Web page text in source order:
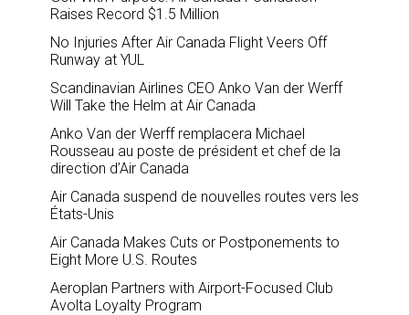
Raises Record $1.5 Million
No Injuries After Air Canada Flight Veers Off
Runway at YUL
Scandinavian Airlines CEO Anko Van der Werff
Will Take the Helm at Air Canada
Anko Van der Werff remplacera Michael
Rousseau au poste de président et chef de la
direction d’Air Canada
Air Canada suspend de nouvelles routes vers les
États-Unis
Air Canada Makes Cuts or Postponements to
Eight More U.S. Routes
Aeroplan Partners with Airport-Focused Club
Avolta Loyalty Program